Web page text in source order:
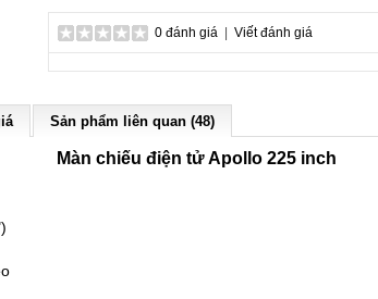
0 đánh giá| Viết đánh giá
Sản phẩm liên quan (48)
Màn chiếu điện tử Apollo 225 inch